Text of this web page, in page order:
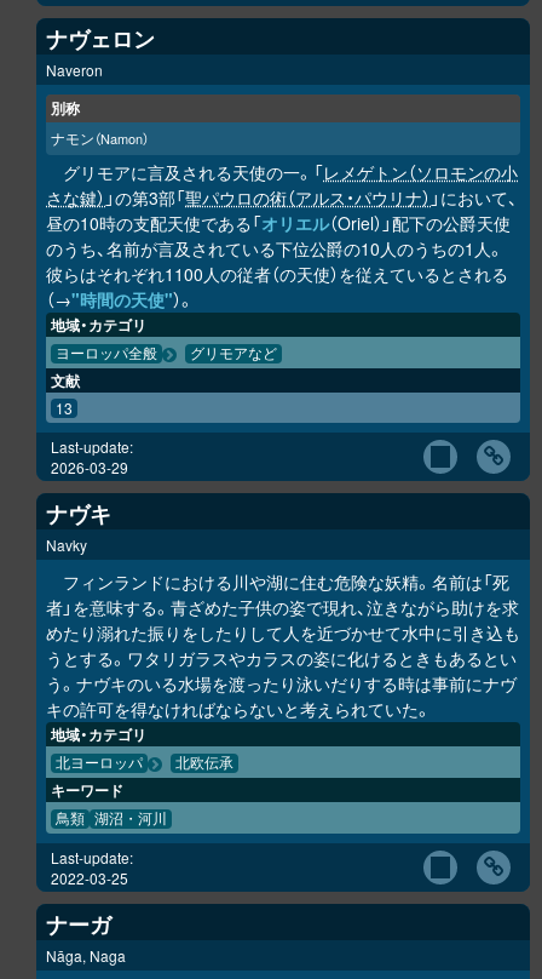
ナヴェロン
Naveron
別称
ナモン（Namon）
グリモアに言及される天使の一。「レメゲトン（ソロモンの小
さな鍵） 」の第3部「聖パウロの術（アルス・パウリナ） 」において、
昼の10時の支配天使である「オリエル（Oriel）」配下の公爵天使
のうち、名前が言及されている下位公爵の10人のうちの1人。
彼らはそれぞれ1100人の従者（の天使）を従えているとされる
（→"時間の天使"）。
地域・カテゴリ
ヨーロッパ全般 グリモアなど
文献
13
Last-update:
2026-03-29
ナヴキ
Navky
フィンランドにおける川や湖に住む危険な妖精。名前は「死
者」を意味する。青ざめた子供の姿で現れ、泣きながら助けを求
めたり溺れた振りをしたりして人を近づかせて水中に引き込も
うとする。ワタリガラスやカラスの姿に化けるときもあるとい
う。ナヴキのいる水場を渡ったり泳いだりする時は事前にナヴ
キの許可を得なければならないと考えられていた。
地域・カテゴリ
北ヨーロッパ 北欧伝承
キーワード
鳥類 湖沼・河川
Last-update:
2022-03-25
ナーガ
Nāga, Naga